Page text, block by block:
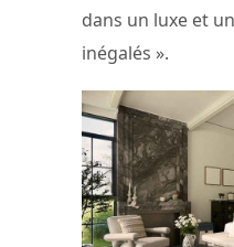
dans un luxe et
inégalés ».